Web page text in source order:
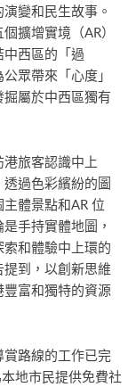
變和民生故事。
擴增實境（AR）
西區的「過
眾帶來「心度」
屬於中西區獨有
旅客認識中上
過色彩繽紛的圖
體景點和AR 位
手持實體地圖，
和體驗中上環的
到，以創新思維
富和獨特的資源
賞路線的工作已完
地市民提供免費社